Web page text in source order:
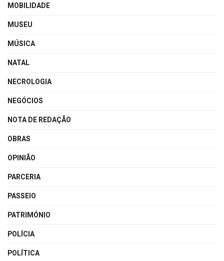
MOBILIDADE
MUSEU
MÚSICA
NATAL
NECROLOGIA
NEGÓCIOS
NOTA DE REDAÇÃO
OBRAS
OPINIÃO
PARCERIA
PASSEIO
PATRIMÓNIO
POLÍCIA
POLÍTICA